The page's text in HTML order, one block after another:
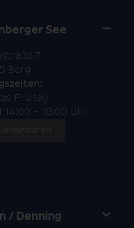
See
7
Berg
Freitag
14:00 – 18:00 Uhr
/ Denning